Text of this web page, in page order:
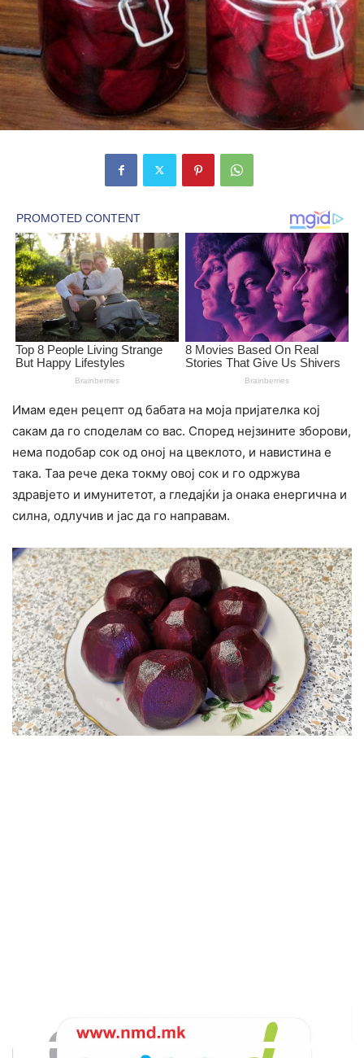
Имам еден рецепт од бабата на моја пријателка кој
сакам да го споделам со вас. Според нејзините зборови,
нема подобар сок од оној на цвеклото, и навистина е
така. Таа рече дека токму овој сок и го одржува
здравјето и имунитетот, а гледајќи ја онака енергична и
силна, одлучив и јас да го направам.